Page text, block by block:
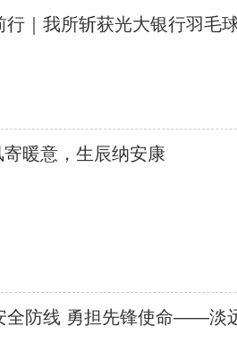
行｜我所斩获光大银行羽毛
暖意，生辰纳安康
全防线 勇担先锋使命——淡